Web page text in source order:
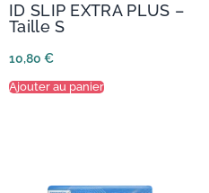
ID SLIP EXTRA PLUS –
Taille S
10,80 €
Ajouter au panier